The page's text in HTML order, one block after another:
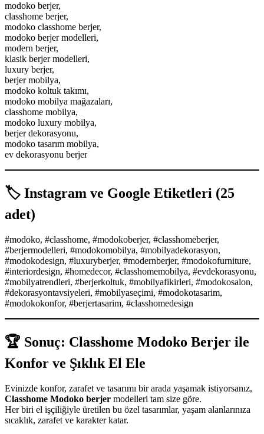
modoko berjer,
classhome berjer,
modoko classhome berjer,
modoko berjer modelleri,
modern berjer,
klasik berjer modelleri,
luxury berjer,
berjer mobilya,
modoko koltuk takımı,
modoko mobilya mağazaları,
classhome mobilya,
modoko luxury mobilya,
berjer dekorasyonu,
modoko tasarım mobilya,
ev dekorasyonu berjer
🏷️ Instagram ve Google Etiketleri (25
adet)
#modoko, #classhome, #modokoberjer, #classhomeberjer,
#berjermodelleri, #modokomobilya, #mobilyadekorasyon,
#modokodesign, #luxuryberjer, #modernberjer, #modokofurniture,
#interiordesign, #homedecor, #classhomemobilya, #evdekorasyonu,
#mobilyatrendleri, #berjerkoltuk, #mobilyafikirleri, #modokosalon,
#dekorasyontavsiyeleri, #mobilyaseçimi, #modokotasarim,
#modokokonfor, #berjertasarim, #classhomedesign
🏆 Sonuç: Classhome Modoko Berjer ile
Konfor ve Şıklık El Ele
Evinizde konfor, zarafet ve tasarımı bir arada yaşamak istiyorsanız,
Classhome Modoko berjer modelleri tam size göre.
Her biri el işçiliğiyle üretilen bu özel tasarımlar, yaşam alanlarınıza
sıcaklık, zarafet ve karakter katar.